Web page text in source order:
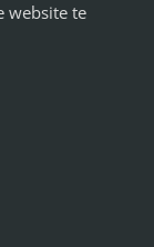
website te